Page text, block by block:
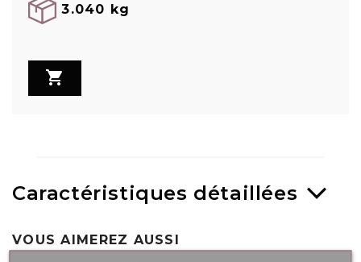
3.040 kg

Caractéristiques détaillées
VOUS AIMEREZ AUSSI